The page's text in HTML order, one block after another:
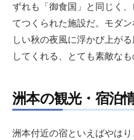
ずれも「御食国」と同じく
てつくられた施設だ。モダ
しい秋の夜風に浮かび上が
してくれる、とても素敵なも
洲本の観光・宿泊
洲本付近の宿といえばやは